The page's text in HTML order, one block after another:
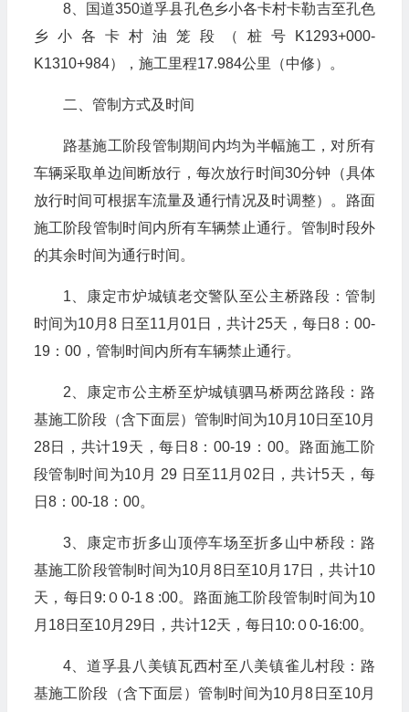
8、国道350道孚县孔色乡小各卡村卡勒吉至孔色
乡小各卡村油笼段（桩号K1293+000-
K1310+984），施工里程17.984公里（中修）。
二、管制方式及时间
路基施工阶段管制期间内均为半幅施工，对所有
车辆采取单边间断放行，每次放行时间30分钟（具体
放行时间可根据车流量及通行情况及时调整）。路面
施工阶段管制时间内所有车辆禁止通行。管制时段外
的其余时间为通行时间。
1、康定市炉城镇老交警队至公主桥路段：管制
时间为10月8 日至11月01日，共计25天，每日8：00-
19：00，管制时间内所有车辆禁止通行。
2、康定市公主桥至炉城镇驷马桥两岔路段：路
基施工阶段（含下面层）管制时间为10月10日至10月
28日，共计19天，每日8：00-19：00。路面施工阶
段管制时间为10月 29 日至11月02日，共计5天，每
日8：00-18：00。
3、康定市折多山顶停车场至折多山中桥段：路
基施工阶段管制时间为10月8日至10月17日，共计10
天，每日9:０0-1８:00。路面施工阶段管制时间为10
月18日至10月29日，共计12天，每日10:０0-16:00。
4、道孚县八美镇瓦西村至八美镇雀儿村段：路
基施工阶段（含下面层）管制时间为10月8日至10月